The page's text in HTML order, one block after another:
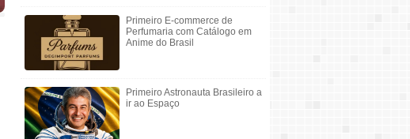
Primeiro E-commerce de
Perfumaria com Catálogo em
Anime do Brasil
Primeiro Astronauta Brasileiro a
ir ao Espaço